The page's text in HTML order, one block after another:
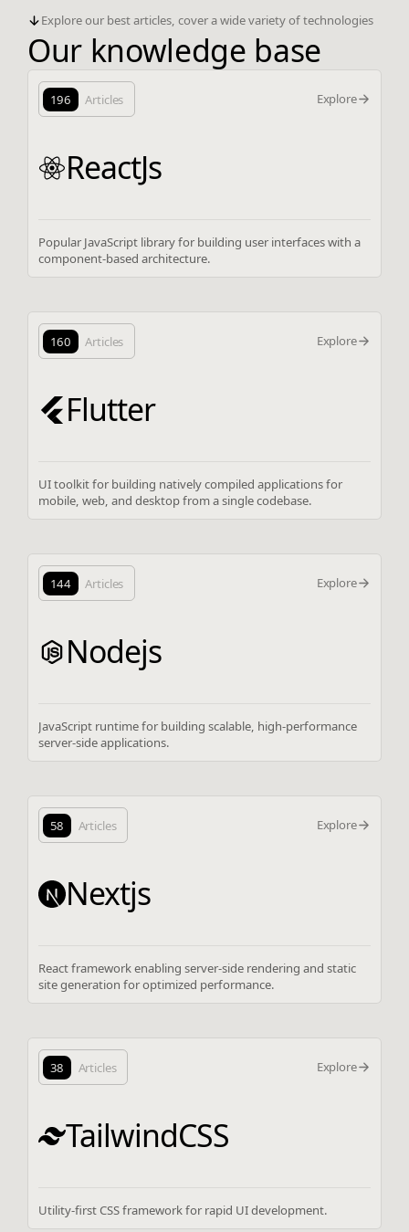
Explore our best articles, cover a wide variety of technologies
Our knowledge base
196 Articles Explore
ReactJs
Popular JavaScript library for building user interfaces with a
component-based architecture.
160 Articles Explore
Flutter
UI toolkit for building natively compiled applications for
mobile, web, and desktop from a single codebase.
144 Articles Explore
Nodejs
JavaScript runtime for building scalable, high-performance
server-side applications.
58 Articles Explore
Nextjs
React framework enabling server-side rendering and static
site generation for optimized performance.
38 Articles Explore
TailwindCSS
Utility-first CSS framework for rapid UI development.